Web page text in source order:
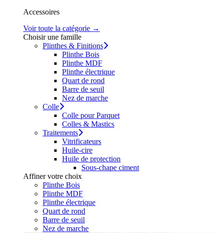
Accessoires
Voir toute la catégorie →
Choisir une famille
Plinthes & Finitions
Plinthe Bois
Plinthe MDF
Plinthe électrique
Quart de rond
Barre de seuil
Nez de marche
Colle
Colle pour Parquet
Colles & Mastics
Traitements
Vitrificateurs
Huile-cire
Huile de protection
Sous-chape ciment
Affiner votre choix
Plinthe Bois
Plinthe MDF
Plinthe électrique
Quart de rond
Barre de seuil
Nez de marche